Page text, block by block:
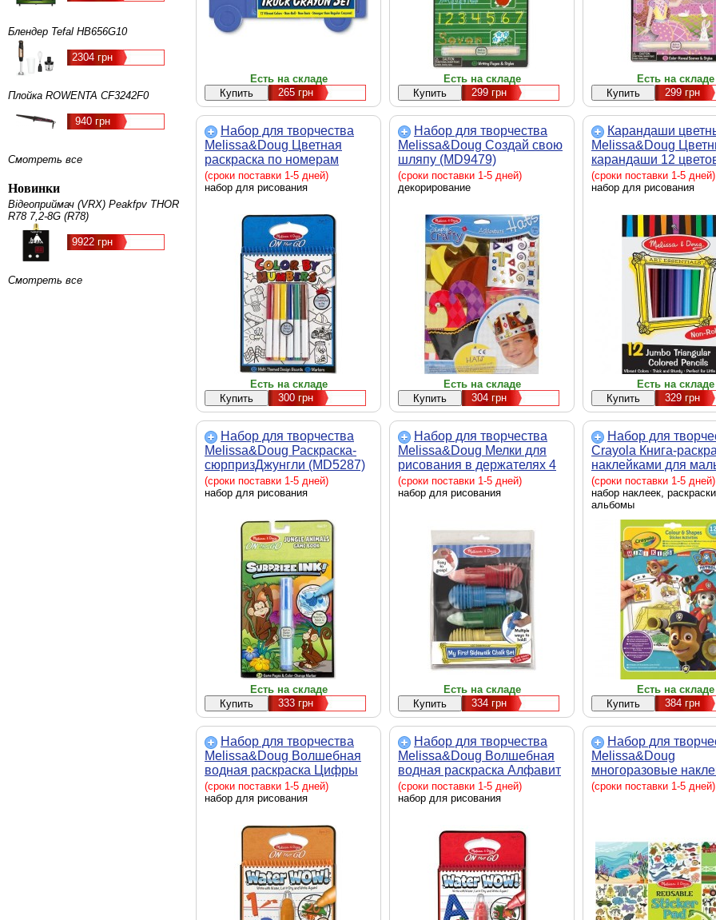
Блендер Tefal HB656G10
2304 грн
Плойка ROWENTA CF3242F0
940 грн
Смотреть все
Новинки
Відеоприймач (VRX) Peakfpv THOR
R78 7,2-8G (R78)
9922 грн
Смотреть все
Есть на складе
265грн
Есть на складе
299грн
Есть на складе
299грн
Набор для творчества
Melissa&Doug Цветная
раскраска по номерам
голубая (MD5378)
(сроки поставки 1-5 дней)
набор для рисования
Есть на складе
300грн
Набор для творчества
Melissa&Doug Создай свою
шляпу (MD9479)
(сроки поставки 1-5 дней)
декорирование
Есть на складе
304грн
Карандаши
Melissa&Doug
карандаши 12
(MD4119)
(сроки поставки 1-5 дней)
набор для рисования
Есть на складе
329грн
Набор для творчества
Melissa&Doug Раскраска-
сюрпризДжунгли (MD5287)
(сроки поставки 1-5 дней)
набор для рисования
Есть на складе
333грн
Набор для творчества
Melissa&Doug Мелки для
рисования в держателях 4
шт (MD9313)
(сроки поставки 1-5 дней)
набор для рисования
Есть на складе
334грн
Набор для
Crayola Книга-
наклейками для
Щенячий патруль
(сроки поставки 1-5 дней)
набор наклеек,
альбомы
Есть на складе
384грн
Набор для творчества
Melissa&Doug Волшебная
водная раскраска Цифры
(MD5399)
(сроки поставки 1-5 дней)
набор для рисования
Набор для творчества
Melissa&Doug Волшебная
водная раскраска Алфавит
(MD5389)
(сроки поставки 1-5 дней)
набор для рисования
Набор для
Melissa&Doug
многоразовые
"Места обитания
(сроки поставки 1-5 дней)